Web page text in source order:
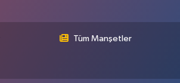
Tüm Manşetler